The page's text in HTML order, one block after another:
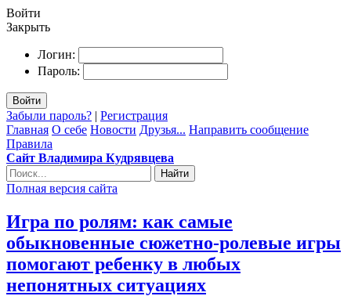
Войти
Закрыть
Логин:
Пароль:
Войти
Забыли пароль? | Регистрация
Главная О себе Новости Друзья... Направить сообщение
Правила
Сайт Владимира Кудрявцева
Найти
Полная версия сайта
Игра по ролям: как самые
обыкновенные сюжетно-ролевые игры
помогают ребенку в любых
непонятных ситуациях